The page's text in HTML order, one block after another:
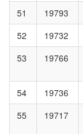
51
19793
52
19732
53
19766
54 19736
55
19717